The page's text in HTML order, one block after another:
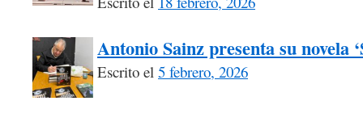
Antonio Sainz presenta su novela
Escrito el 5 febrero, 2026